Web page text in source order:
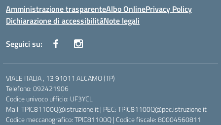
Amministrazione trasparenteAlbo OnlinePrivacy Policy
Dichiarazione di accessibilitàNote legali
Seguici su:
VIALE ITALIA , 13 91011 ALCAMO (TP)
Telefono: 092421906
Codice univoco ufficio: UF3YCL
Mail: TPIC81100Q@istruzione.it | PEC: TPIC81100Q@pec.istruzione.it
Codice meccanografico: TPIC81100Q | Codice fiscale: 80004560811